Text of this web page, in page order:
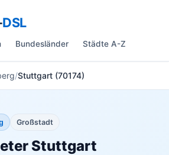
DSL
Bundesländer Städte A-Z
Stuttgart (70174)
Großstadt
Stuttgart